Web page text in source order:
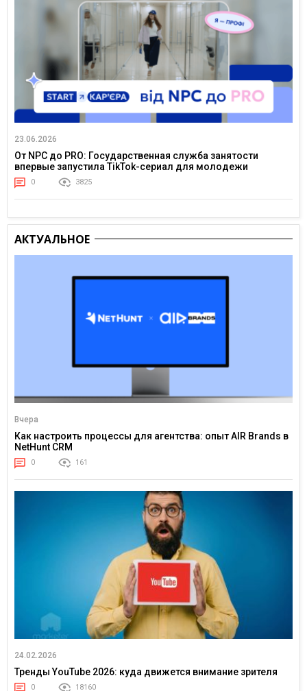
23.06.2026
От NPC до PRO: Государственная служба занятости
впервые запустила TikTok-сериал для молодежи
0 3825
АКТУАЛЬНОЕ
Вчера
Как настроить процессы для агентства: опыт AIR Brands в
NetHunt CRM
0 161
24.02.2026
Тренды YouTube 2026: куда движется внимание зрителя
0 18160